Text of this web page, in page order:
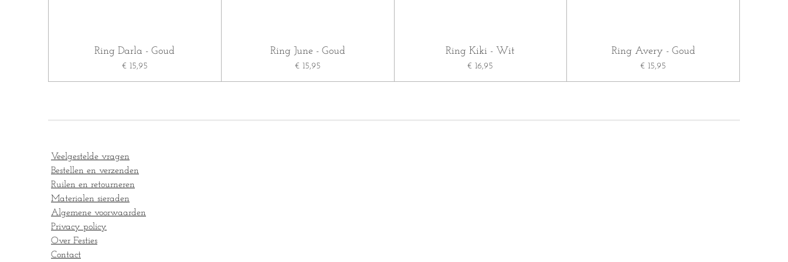
Ring Darla - Goud
€ 15,95
Ring June - Goud
€ 15,95
Ring Kiki - Wit
€ 16,95
Ring Avery - Goud
€ 15,95
Veelgestelde vragen
Bestellen en verzenden
Ruilen en retourneren
Materialen sieraden
Algemene voorwaarden
Privacy policy
Over Festies
Contact